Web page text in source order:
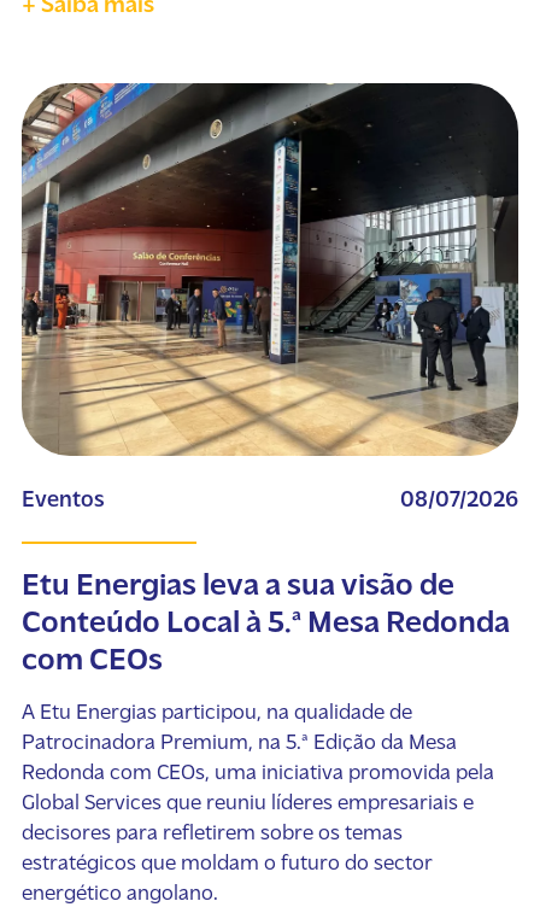
+ Saiba mais
Eventos 08/07/2026
Etu Energias leva a sua visão de
Conteúdo Local à 5.ª Mesa Redonda
com CEOs
A Etu Energias participou, na qualidade de
Patrocinadora Premium, na 5.ª Edição da Mesa
Redonda com CEOs, uma iniciativa promovida pela
Global Services que reuniu líderes empresariais e
decisores para refletirem sobre os temas
estratégicos que moldam o futuro do sector
energético angolano.